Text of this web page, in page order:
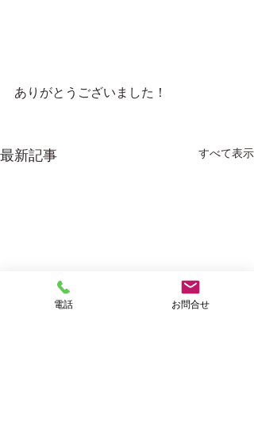
ありがとうございました！
最新記事 すべて表示
電話 お問合せ